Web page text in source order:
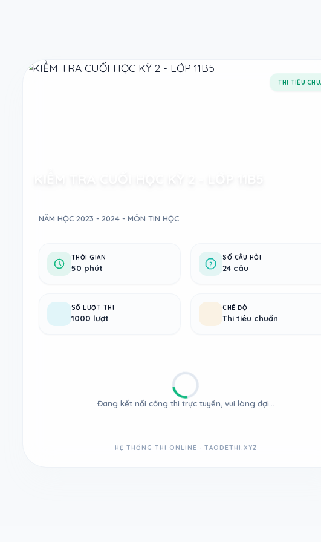
THI TIÊU
NĂM HỌC 2023 - 2024 - MÔN TIN HỌC
THỜI GIAN
50 phút
SỐ CÂU HỎI
24 câu
SỐ LƯỢT THI
1000 lượt
CHẾ ĐỘ
Thi tiêu chuẩn
Đang kết nối cổng thi trực tuyến, vui lòng đợi...
HỆ THỐNG THI ONLINE · TAODETHI.XYZ